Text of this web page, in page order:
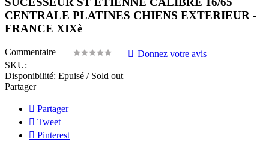
CENTRALE PLATINES CHIENS EXTERIEUR -
FRANCE XIXè
Commentaire
Donnez votre avis
SKU:
Disponibilité: Epuisé / Sold out
Partager
Partager
Tweet
Pinterest